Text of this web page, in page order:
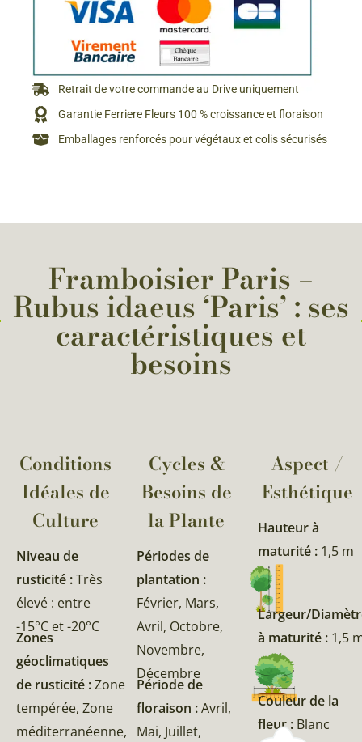
Retrait de votre commande au Drive uniquement
Garantie Ferriere Fleurs 100 % croissance et floraison
Emballages renforcés pour végétaux et colis sécurisés
Framboisier Paris –
Rubus idaeus ‘Paris’ : ses
caractéristiques et
besoins
Conditions
Idéales de
Culture
Niveau de
rusticité :Très
élevé : entre
-15°C et -20°C
Zones
géoclimatiques
de rusticité :Zone
tempérée, Zone
méditerranéenne,
Cycles &
Besoins de
la Plante​
Périodes de
plantation :
Février, Mars,
Avril, Octobre,
Novembre,
Décembre
Période de
floraison :Avril,
Mai, Juillet,
Aspect /
Esthétique
Hauteur à
maturité : 1,5 m
Largeur/
à maturité : 1,5
Couleur de la
fleur : Blanc